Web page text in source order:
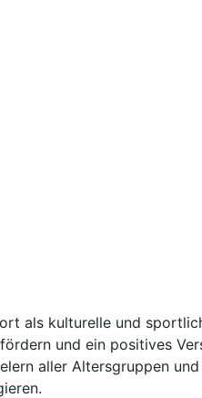
als kulturelle und
und ein positives
aller Altersgruppen